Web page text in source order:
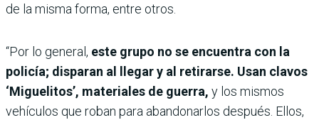
de la misma forma, entre otros.
“Por lo general, este grupo no se encuentra con la
policía; disparan al llegar y al retirarse. Usan clavos
‘Miguelitos’, materiales de guerra, y los mismos
vehículos que roban para abandonarlos después. Ellos,